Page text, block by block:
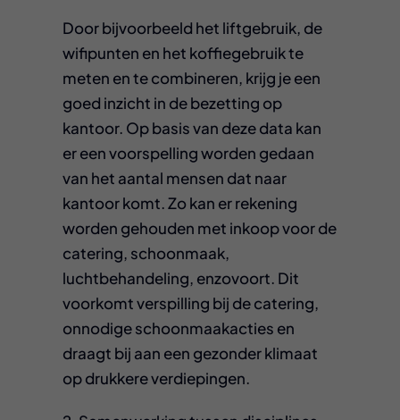
Door bijvoorbeeld het liftgebruik, de
wifipunten en het koffiegebruik te
meten en te combineren, krijg je een
goed inzicht in de bezetting op
kantoor. Op basis van deze data kan
er een voorspelling worden gedaan
van het aantal mensen dat naar
kantoor komt. Zo kan er rekening
worden gehouden met inkoop voor de
catering, schoonmaak,
luchtbehandeling, enzovoort. Dit
voorkomt verspilling bij de catering,
onnodige schoonmaakacties en
draagt bij aan een gezonder klimaat
op drukkere verdiepingen.